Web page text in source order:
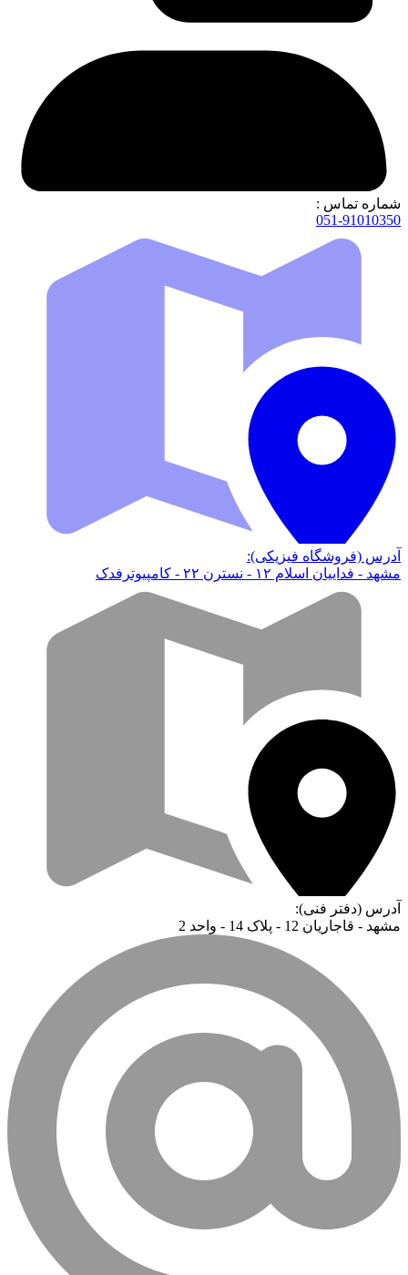
شماره تماس :
051-91010350
آدرس (فروشگاه فیزیکی):
مشهد - فداییان اسلام ۱۲ - نسترن ۲۲ - کامپیوترفدک
آدرس (دفتر فنی):
مشهد - قاجاریان 12 - پلاک 14 - واحد 2